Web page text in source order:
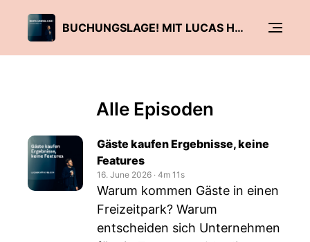
BUCHUNGSLAGE! MIT LUCAS HOFFMANN
Alle Episoden
Gäste kaufen Ergebnisse, keine
Features
16. June 2026 ‧ 4m 11s
Warum kommen Gäste in einen
Freizeitpark? Warum
entscheiden sich Unternehmen